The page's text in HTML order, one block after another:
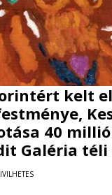
kelt
40
Galéria